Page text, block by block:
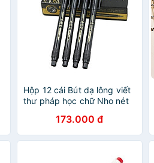
Hộp 12 cái Bút dạ lông viết
thư pháp học chữ Nho nét
173.000 đ